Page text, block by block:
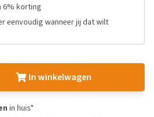
6% korting
eenvoudig wanneer jij dat wilt
In winkelwagen
in huis*